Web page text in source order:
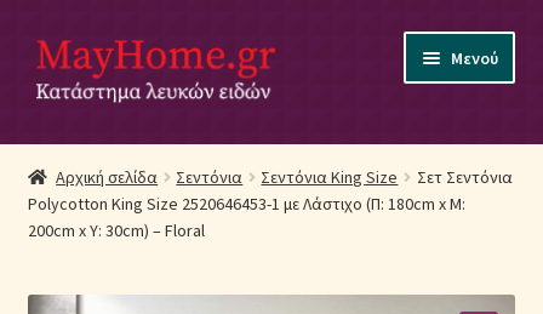
Απευθείας
μετάβαση
στην
Μετάβαση
σε
περιεχόμενο
Μενού
Αρχική
Ακύρωση Παραγγελίας
Αρχική σελίδα Σεντόνια Σεντόνια King Size
Σετ Σεντόνια
Polycotton King Size 2520646453-1 με Λάστιχο (Π: 180cm x Μ:
200cm x Υ: 30cm) – Floral